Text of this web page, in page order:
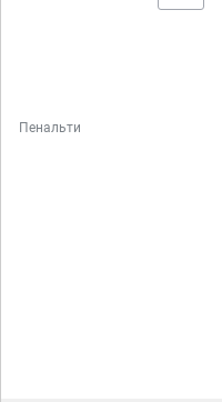
Пенальти